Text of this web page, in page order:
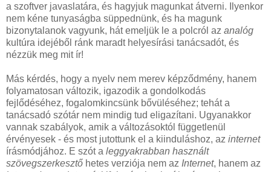
a szoftver javaslatára, és hagyjuk magunkat átverni. Ilyenkor
nem kéne tunyaságba süppednünk, és ha magunk
bizonytalanok vagyunk, hát emeljük le a polcról az analóg
kultúra idejéből ránk maradt helyesírási tanácsadót, és
nézzük meg mit ír!
Más kérdés, hogy a nyelv nem merev képződmény, hanem
folyamatosan változik, igazodik a gondolkodás
fejlődéséhez, fogalomkincsünk bővüléséhez; tehát a
tanácsadó szótár nem mindig tud eligazítani. Ugyanakkor
vannak szabályok, amik a változásoktól függetlenül
érvényesek - és most jutottunk el a kiinduláshoz, az internet
írásmódjához. E szót a leggyakrabban használt
szövegszerkesztő hetes verziója nem az Internet, hanem az